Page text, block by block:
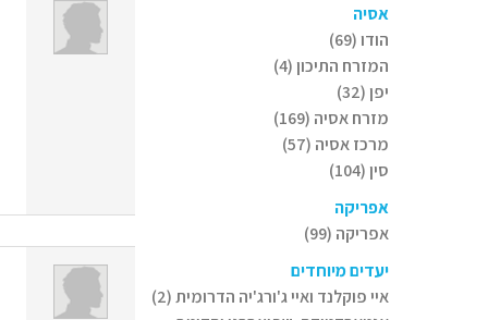
אסיה
הודו (69)
המזרח התיכון (4)
יפן (32)
מזרח אסיה (169)
מרכז אסיה (57)
סין (104)
אפריקה
אפריקה (99)
יעדים מיוחדים
איי פוקלנד ואיי ג'ורג'יה הדרומית (2)